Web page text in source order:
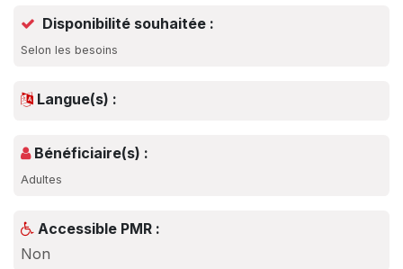
Disponibilité souhaitée :
Selon les besoins
Langue(s) :
Bénéficiaire(s) :
Adultes
Accessible PMR :
Non